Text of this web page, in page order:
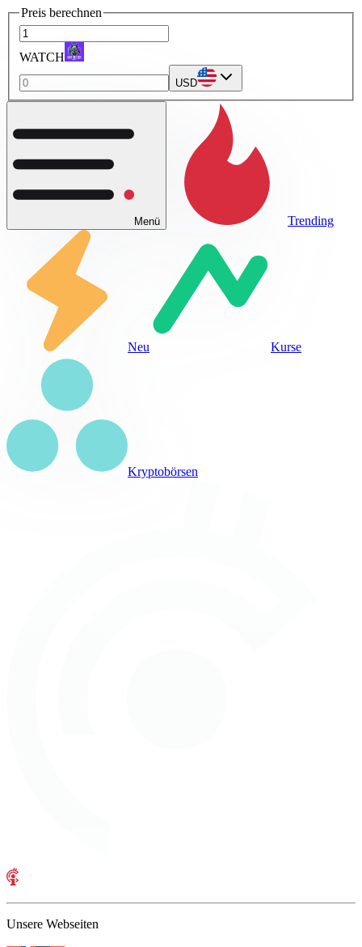
Preis berechnen
WATCH
USD
Menü Trending
Neu Kurse
Kryptobörsen
Unsere Webseiten